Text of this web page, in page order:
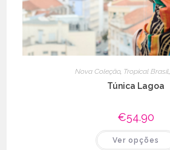
Nova Coleção, Tropical Brasil,
Túnica Lagoa
€54.90
Ver opções